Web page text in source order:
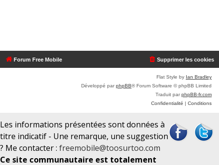
Forum Free Mobile Supprimer les cookies
Flat Style by Ian Bradley
Développé parphpBB® Forum Software © phpBB Limited
Traduit parphpBB-fr.com
Confidentialité | Conditions
Les informations présentées sont données à
titre indicatif - Une remarque, une suggestion
? Me contacter : freemobile@toosurtoo.com
Ce site communautaire est totalement